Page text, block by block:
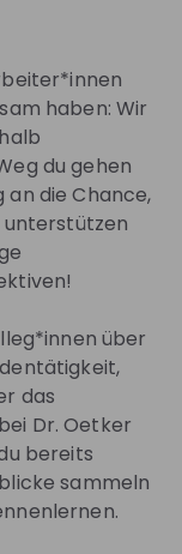
lieben, was
du bei uns,
hast du von
dabei!
Stream teil
out to
haben: Wir
du gehen
die Chance,
unterstützen
über
das
Dr. Oetker
bereits
sammeln